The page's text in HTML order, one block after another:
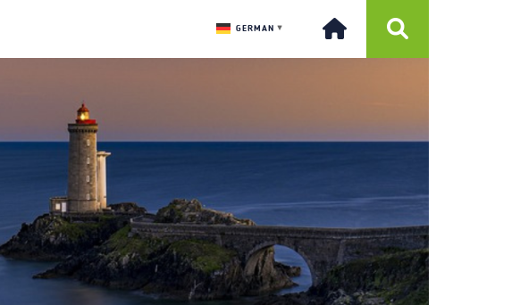
GERMAN ▼